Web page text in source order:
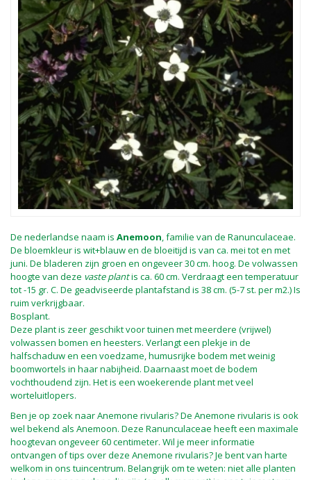
De nederlandse naam is Anemoon, familie van de Ranunculaceae.
De bloemkleur is wit+blauw en de bloeitijd is van ca. mei tot en met
juni. De bladeren zijn groen en ongeveer 30 cm. hoog. De volwassen
hoogte van deze vaste plantis ca. 60 cm. Verdraagt een temperatuur
tot -15 gr. C. De geadviseerde plantafstand is 38 cm. (5-7 st. per m2.) Is
ruim verkrijgbaar.
Bosplant.
Deze plant is zeer geschikt voor tuinen met meerdere (vrijwel)
volwassen bomen en heesters. Verlangt een plekje in de
halfschaduw en een voedzame, humusrijke bodem met weinig
boomwortels in haar nabijheid. Daarnaast moet de bodem
vochthoudend zijn. Het is een woekerende plant met veel
worteluitlopers.
Ben je op zoek naar Anemone rivularis? De Anemone rivularis is ook
wel bekend als Anemoon. Deze Ranunculaceae heeft een maximale
hoogtevan ongeveer 60 centimeter. Wil je meer informatie
ontvangen of tips over deze Anemone rivularis? Je bent van harte
welkom in ons tuincentrum. Belangrijk om te weten: niet alle planten